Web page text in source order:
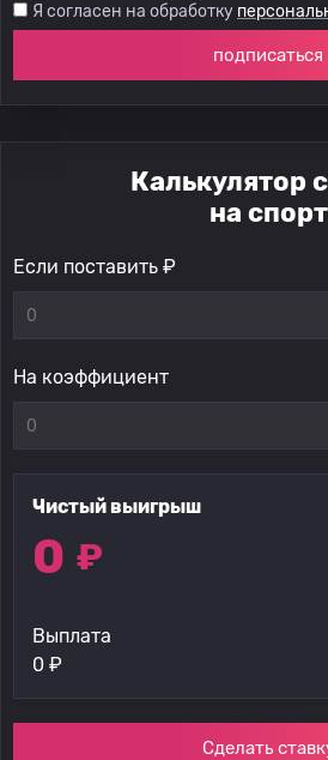
Я согласен на обработку
подписаться
Калькулятор
на спорт
Если поставить ₽
На коэффициент
Чистый выигрыш
0 ₽
Выплата
0 ₽
Сделать